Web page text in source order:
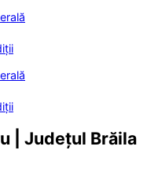
| Județul Brăila